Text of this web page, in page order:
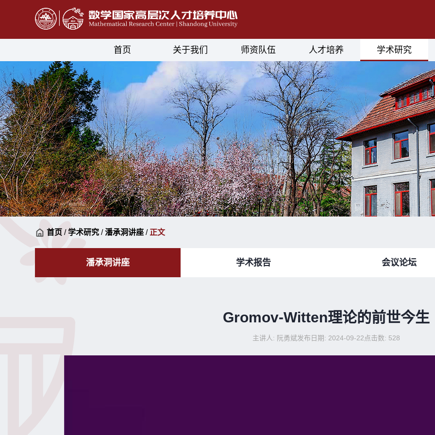
首页 关于我们 师资队伍 人才培养 学术研究
首页 / 学术研究 / 潘承洞讲座 / 正文
潘承洞讲座 学术报告 会议论坛
Gromov-Witten理论的前世今生
主讲人: 阮勇斌发布日期: 2024-09-22点击数: 528